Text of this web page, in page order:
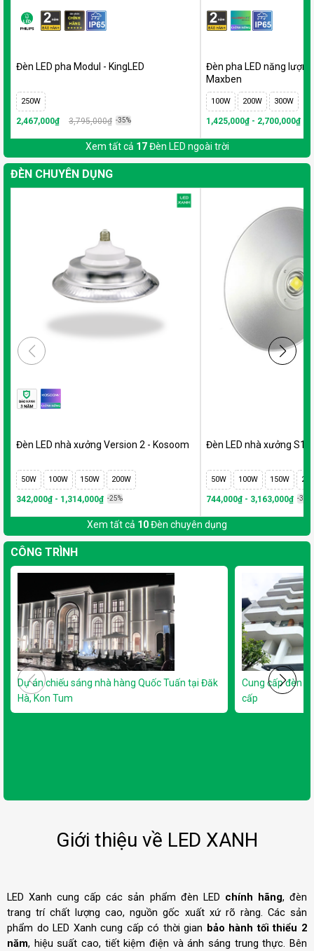
Đèn LED pha Modul - KingLED
250W
2,467,000₫ 3,795,000₫ -35%
Đèn pha LED năng
Maxben
100W 200W 300W
1,425,000₫ - 2,700,000₫
Xem tất cả 17Đèn LED ngoài trời
ĐÈN CHUYÊN DỤNG
Đèn LED nhà xưởng Version 2 - Kosoom
50W 100W 150W 200W
342,000₫ - 1,314,000₫ -25%
Đèn LED nhà xưởng S1
50W 100W 150W
744,000₫ - 3,163,000₫ -35%
Xem tất cả 10Đèn chuyên dụng
CÔNG TRÌNH
Dự án chiếu sáng nhà hàng Quốc Tuấn tại Đăk
Hà, Kon Tum
Cung cấp đèn
cấp
Giới thiệu về LED XANH
LED Xanh cung cấp các sản phẩm đèn LED chính hãng, đèn
trang trí chất lượng cao, nguồn gốc xuất xứ rõ ràng. Các sản
phẩm do LED Xanh cung cấp có thời gian bảo hành tối thiểu 2
năm, hiệu suất cao, tiết kiệm điện và ánh sáng trung thực. Bên